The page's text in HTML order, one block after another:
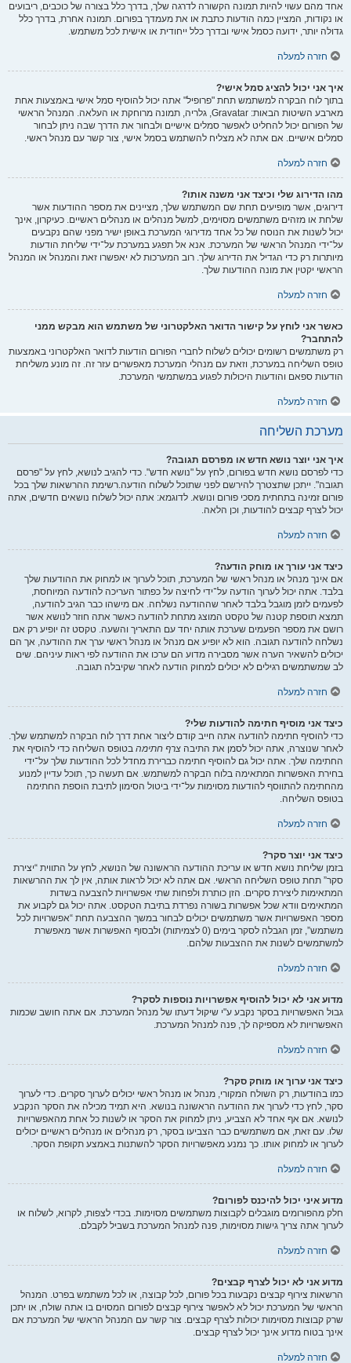
אחד מהם עשוי להיות תמונה הקשורה לדרגה שלך, בדרך כלל בצורה של כוכבים, ריבועים
או נקודות, המציין כמה הודעות כתבת או את מעמדך בפורום. תמונה אחרת, בדרך כלל
גדולה יותר, ידועה כסמל אישי ובדרך כלל ייחודית או אישית לכל משתמש.
חזרה למעלה
איך אני יכול להציג סמל אישי?
בתוך לוח הבקרה למשתמש תחת "פרופיל" אתה יכול להוסיף סמל אישי באמצעות אחת
מארבע השיטות הבאות: Gravatar, גלריה, תמונה מרוחקת או העלאה. המנהל הראשי
של הפורום יכול להחליט לאפשר סמלים אישיים ולבחור את הדרך שבה ניתן לבחור
סמלים אישיים. אם אתה לא מצליח להשתמש בסמל אישי, צור קשר עם מנהל ראשי.
חזרה למעלה
מהו הדירוג שלי וכיצד אני משנה אותו?
דירוגים, אשר מופיעים תחת שם המשתמש שלך, מציינים את מספר ההודעות אשר
שלחת או מזהים משתמשים מסוימים, למשל מנהלים או מנהלים ראשיים. כעיקרון, אינך
יכול לשנות את הנוסח של כל אחד מדירוגי המערכת באופן ישיר מפני שהם נקבעים
על־ידי המנהל הראשי של המערכת. אנא אל תפגע במערכת על־ידי שליחת הודעות
מיותרות רק כדי הגדיל את הדירוג שלך. רוב המערכות לא יאפשרו זאת והמנהל או המנהל
הראשי יקטין את מונה ההודעות שלך.
חזרה למעלה
כאשר אני לוחץ על קישור הדואר האלקטרוני של משתמש הוא מבקש ממני
להתחבר?
רק משתמשים רשומים יכולים לשלוח לחברי הפורום הודעות לדואר האלקטרוני באמצעות
טופס השליחה במערכת, וזאת עם מנהלי המערכת מאפשרים עזר זה. זה מונע משליחת
הודעות ספאם והודעות היכולות לפגוע במשתמשי המערכת.
חזרה למעלה
מערכת השליחה
איך אני יוצר נושא חדש או מפרסם תגובה?
כדי לפרסם נושא חדש בפורום, לחץ על "נושא חדש". כדי להגיב לנושא, לחץ על "פרסם
תגובה". ייתכן שתצטרך להירשם לפני שתוכל לשלוח הודעה.רשימת ההרשאות שלך בכל
פורום זמינה בתחתית מסכי פורום ונושא. לדוגמא: אתה יכול לשלוח נושאים חדשים, אתה
יכול לצרף קבצים להודעות, וכן הלאה.
חזרה למעלה
כיצד אני עורך או מוחק הודעה?
אם אינך מנהל או מנהל ראשי של המערכת, תוכל לערוך או למחוק את ההודעות שלך
בלבד. אתה יכול לערוך הודעה על־ידי לחיצה על כפתור העריכה להודעה המיוחסת,
לפעמים לזמן מוגבל בלבד לאחר שההודעה נשלחה. אם מישהו כבר הגיב להודעה,
תמצא תוספת קטנה של טקסט המוצג מתחת להודעה כאשר אתה חוזר לנושא אשר
רושם את מספר הפעמים שערכת אותה יחד עם התאריך והשעה. טקסט זה יופיע רק אם
נשלחה להודעה תגובה. הוא לא יופיע אם מנהל או מנהל ראשי ערך את ההודעה, אך הם
יכולים להשאיר הערה אשר מסבירה מדוע הם ערכו את ההודעה לפי ראות עיניהם. שים
לב שמשתמשים רגילים לא יכולים למחוק הודעה לאחר שקיבלה תגובה.
חזרה למעלה
כיצד אני מוסיף חתימה להודעות שלי?
כדי להוסיף חתימה להודעה אתה חייב קודם ליצור אחת דרך לוח הבקרה למשתמש שלך.
לאחר שנוצרה, אתה יכול לסמן את התיבה צרף חתימה בטופס השליחה כדי להוסיף את
החתימה שלך. אתה יכול גם להוסיף חתימה כברירת מחדל לכל ההודעות שלך על־ידי
בחירת האפשרות המתאימה בלוח הבקרה למשתמש. אם תעשה כך, תוכל עדיין למנוע
מהחתימה להתווסף להודעות מסוימות על־ידי ביטול הסימון לתיבת הוספת החתימה
בטופס השליחה.
חזרה למעלה
כיצד אני יוצר סקר?
בזמן שליחת נושא חדש או עריכת ההודעה הראשונה של הנושא, לחץ על התווית “יצירת
סקר” תחת טופס השליחה הראשי. אם אתה לא יכול לראות אותה, אין לך את ההרשאות
המתאימות ליצירת סקרים. הזן כותרת ולפחות שתי אפשרויות להצבעה בשדות
המתאימים וודא שכל אפשרות בשורה נפרדת בתיבת הטקסט. אתה יכול גם לקבוע את
מספר האפשרויות אשר משתמשים יכולים לבחור במשך ההצבעה תחת “אפשרויות לכל
משתמש”, זמן הגבלה לסקר בימים (0 לצמיתות) ולבסוף האפשרות אשר מאפשרת
למשתמשים לשנות את ההצבעות שלהם.
חזרה למעלה
מדוע אני לא יכול להוסיף אפשרויות נוספות לסקר?
גבול האפשרויות בסקר נקבע ע"י שיקול דעתו של מנהל המערכת. אם אתה חושב שכמות
האפשרויות לא מספיקה לך, פנה למנהל המערכת.
חזרה למעלה
כיצד אני ערוך או מוחק סקר?
כמו בהודעות, רק השולח המקורי, מנהל או מנהל ראשי יכולים לערוך סקרים. כדי לערוך
סקר, לחץ כדי לערוך את ההודעה הראשונה בנושא. היא תמיד מכילה את הסקר הנקבע
לנושא. אם אף אחד לא הצביע, ניתן למחוק את הסקר או לשנות כל אחת מהאפשרויות
שלו. עם זאת, אם משתמשים כבר הצביעו בסקר, רק מנהלים או מנהלים ראשיים יכולים
לערוך או למחוק אותו. כך נמנע מאפשרויות הסקר להשתנות באמצע תקופת הסקר.
חזרה למעלה
מדוע איני יכול להיכנס לפורום?
חלק מהפורומים מוגבלים לקבוצות משתמשים מסוימות. בכדי לצפות, לקרוא, לשלוח או
לערוך אתה צריך גישות מסוימות, פנה למנהל המערכת בשביל לקבלם.
חזרה למעלה
מדוע אני לא יכול לצרף קבצים?
הרשאות צירוף קבצים נקבעות בכל פורום, לכל קבוצה, או לכל משתמש בפרט. המנהל
הראשי של המערכת יכול לא לאפשר צירוף קבצים לפורום המסוים בו אתה שולח, או יתכן
שרק קבוצות מסוימות יכולות לצרף קבצים. צור קשר עם המנהל הראשי של המערכת אם
אינך בטוח מדוע אינך יכול לצרף קבצים.
חזרה למעלה